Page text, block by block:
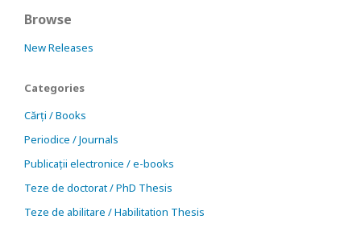
Browse
New Releases
Categories
Cărți / Books
Periodice / Journals
Publicații electronice / e-books
Teze de doctorat / PhD Thesis
Teze de abilitare / Habilitation Thesis